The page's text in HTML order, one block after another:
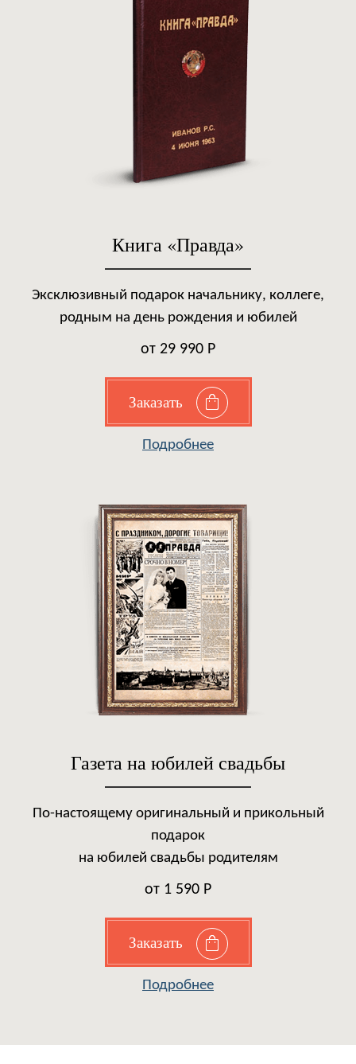
Книга «Правда»
Эксклюзивный подарок начальнику, коллеге,
родным на день рождения и юбилей
от 29 990 Р
Заказать
Подробнее
Газета на юбилей свадьбы
По-настоящему оригинальный и прикольный
подарок
на юбилей свадьбы родителям
от 1 590 Р
Заказать
Подробнее